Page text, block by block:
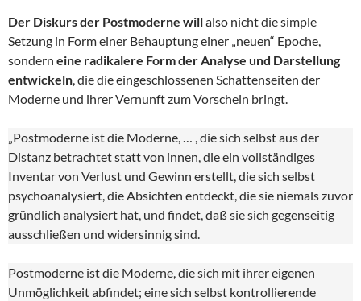
Der Diskurs der Postmoderne willalso nicht die simple
Setzung in Form einer Behauptung einer „neuen“ Epoche,
sondern eine radikalere Form der Analyse und Darstellung
entwickeln, die die eingeschlossenen Schattenseiten der
Moderne und ihrer Vernunft zum Vorschein bringt.
„Postmoderne ist die Moderne, … , die sich selbst aus der
Distanz betrachtet statt von innen, die ein vollständiges
Inventar von Verlust und Gewinn erstellt, die sich selbst
psychoanalysiert, die Absichten entdeckt, die sie niemals zuvor
gründlich analysiert hat, und findet, daß sie sich gegenseitig
ausschließen und widersinnig sind.
Postmoderne ist die Moderne, die sich mit ihrer eigenen
Unmöglichkeit abfindet; eine sich selbst kontrollierende